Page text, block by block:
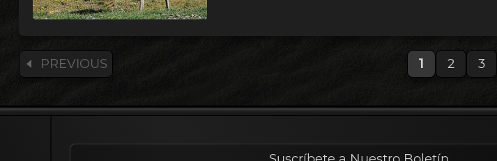
PREVIOUS 1 2 3